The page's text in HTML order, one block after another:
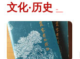
文化·历史